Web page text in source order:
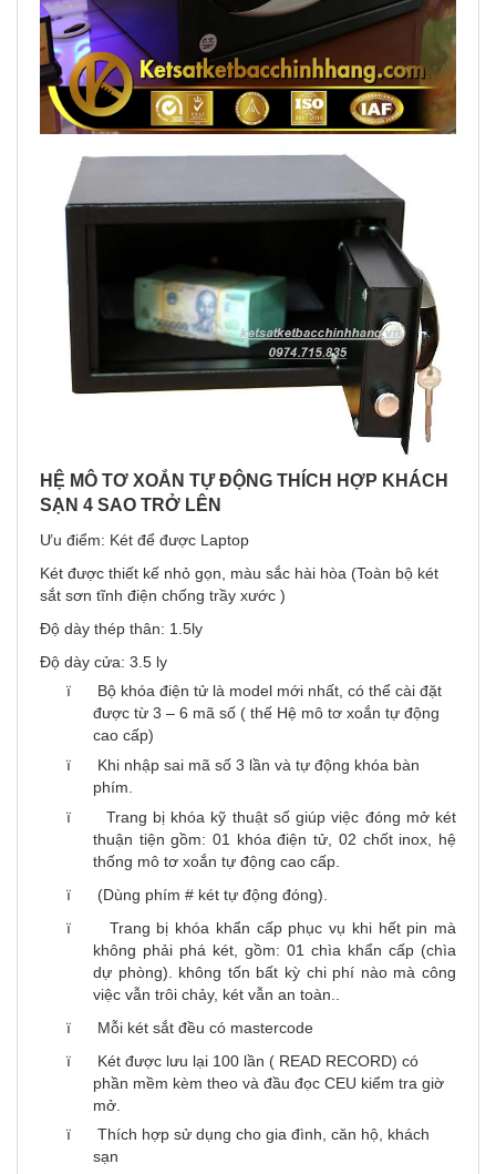
HỆ MÔ TƠ XOẮN TỰ ĐỘNG THÍCH HỢP KHÁCH
SẠN 4 SAO TRỞ LÊN
Ưu điểm: Két để được Laptop
Két được thiết kế nhỏ gọn, màu sắc hài hòa (Toàn bộ két
sắt sơn tĩnh điện chống trầy xước )
Độ dày thép thân: 1.5ly
Độ dày cửa: 3.5 ly
ï Bộ khóa điện tử là model mới nhất, có thể cài đặt
được từ 3 – 6 mã số ( thế Hệ mô tơ xoắn tự động
cao cấp)
ï Khi nhập sai mã số 3 lần và tự động khóa bàn
phím.
ï Trang bị khóa kỹ thuật số giúp việc đóng mở két
thuận tiện gồm: 01 khóa điện tử, 02 chốt inox, hệ
thống mô tơ xoắn tự động cao cấp.
ï (Dùng phím # két tự động đóng).
ï Trang bị khóa khẩn cấp phục vụ khi hết pin mà
không phải phá két, gồm: 01 chìa khẩn cấp (chìa
dự phòng). không tốn bất kỳ chi phí nào mà công
việc vẫn trôi chảy, két vẫn an toàn..
ï Mỗi két sắt đều có mastercode
ï Két được lưu lại 100 lần ( READ RECORD) có
phần mềm kèm theo và đầu đọc CEU kiểm tra giờ
mở.
ï Thích hợp sử dụng cho gia đình, căn hộ, khách
sạn